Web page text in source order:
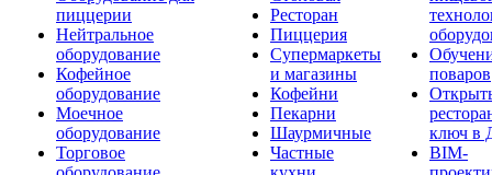
пиццерии
Нейтральное
оборудование
Кофейное
оборудование
Моечное
оборудование
Торговое
Ресторан
Пиццерия
Супермаркеты
и магазины
Кофейни
Пекарни
Шаурмичные
Частные
поваров
ключ в
BIM-